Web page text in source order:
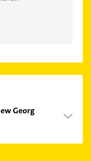
Georg